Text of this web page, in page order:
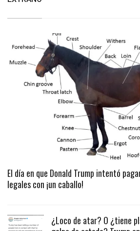
El día en que Donald Trump intentó
legales con ¡un caballo!
¿Loco de atar? O ¿tiene